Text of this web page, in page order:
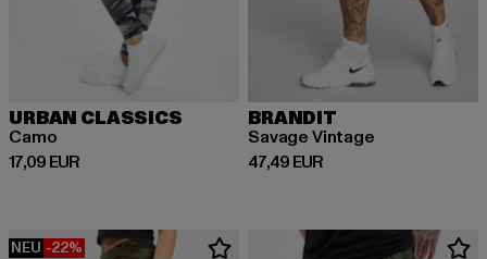
URBAN CLASSICS
Camo
17,09 EUR
Derzeitiger Preis: 17,09 EUR
BRANDIT
Savage Vintage
47,49 EUR
Derzeitiger Preis: 47,49 EUR
NEU -22%